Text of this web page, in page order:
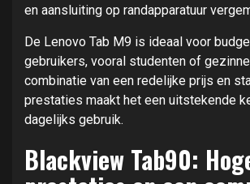
en aansluiting op randapparatuur
De Lenovo Tab M9 is ideaal voor
gebruikers, vooral studenten of
combinatie van een redelijke prijs en
prestaties maakt het een uitstekende
dagelijks gebruik.
Blackview Tab90: